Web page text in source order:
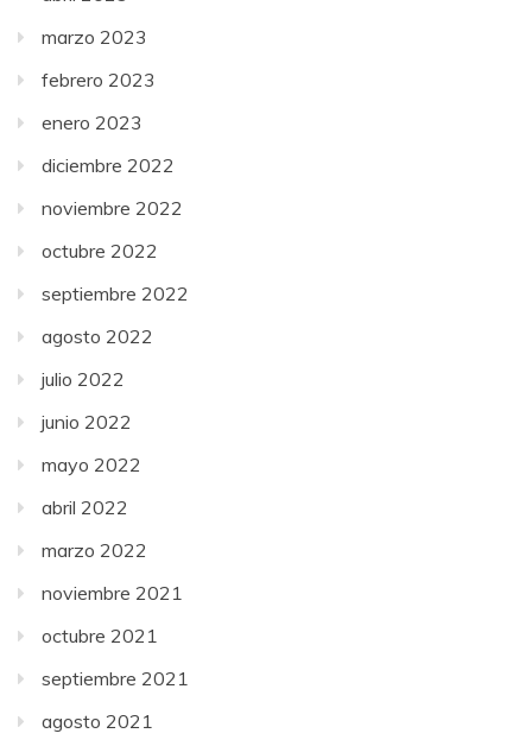
marzo 2023
febrero 2023
enero 2023
diciembre 2022
noviembre 2022
octubre 2022
septiembre 2022
agosto 2022
julio 2022
junio 2022
mayo 2022
abril 2022
marzo 2022
noviembre 2021
octubre 2021
septiembre 2021
agosto 2021